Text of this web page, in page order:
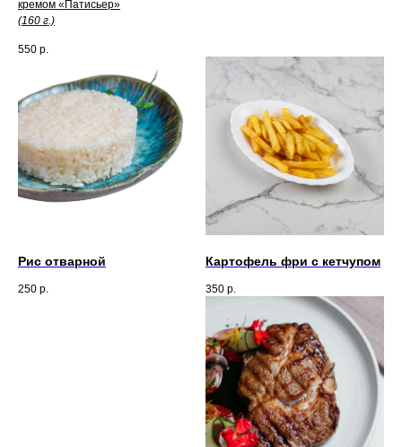
кремом «Патисьер»
(160 г.)
550 р.
Рис отварной
250 р.
Картофель фри с кетчупом
350 р.